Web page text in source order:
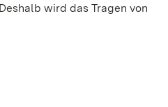
wird das Tragen von